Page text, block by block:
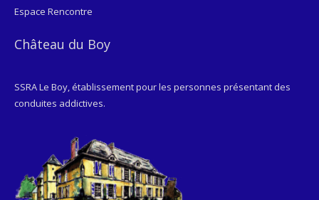
Espace Rencontre
Château du Boy
SSRA Le Boy, établissement pour les personnes présentant des
conduites addictives.